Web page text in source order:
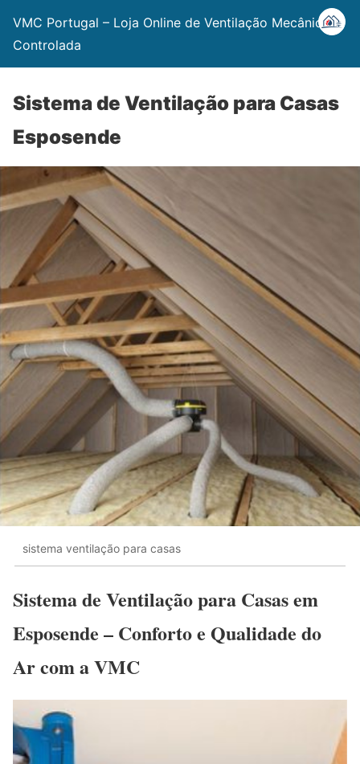
VMC Portugal – Loja Online de Ventilação Mecânica
Controlada
Sistema de Ventilação para Casas
Esposende
sistema ventilação para casas
Sistema de Ventilação para Casas em
Esposende – Conforto e Qualidade do
Ar com a VMC